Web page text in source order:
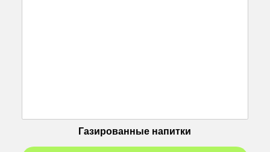
Газированные напитки